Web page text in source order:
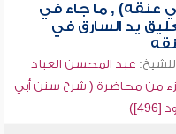
عنقه) , ما جاء في
يد السارق في
للشيخ: عبد المحسن العباد
من محاضرة ( شرح سنن أبي
[496])